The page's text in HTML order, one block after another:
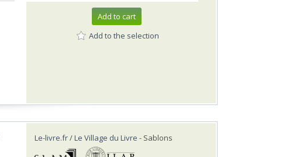
Add to cart
Add to the selection
Le-livre.fr / Le Village du Livre - Sablons